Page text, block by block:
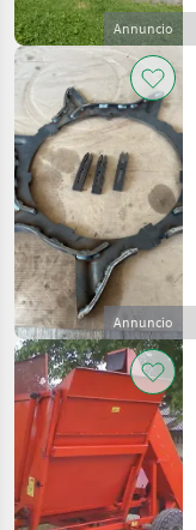
Annuncio
Annuncio